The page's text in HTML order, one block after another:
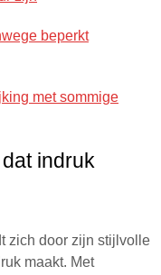
beperkt
met sommige
indruk
zich door zijn stijlvolle
maakt. Met